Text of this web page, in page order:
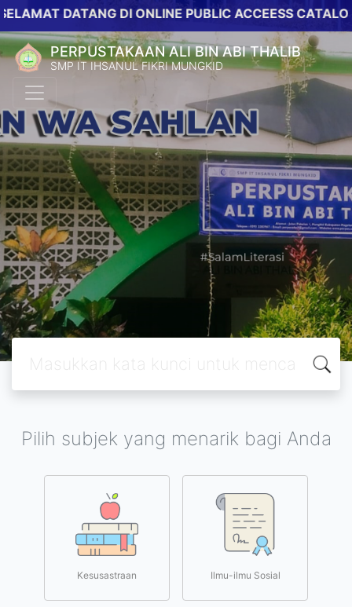
DATANG DI ONLINE PUBLIC ACCEESS CATALOG
PERPUSTAKAAN ALI BIN ABI THALIB
SMP IT IHSANUL FIKRI MUNGKID
Pilih subjek yang menarik bagi Anda
Kesusastraan Ilmu-ilmu Sosial